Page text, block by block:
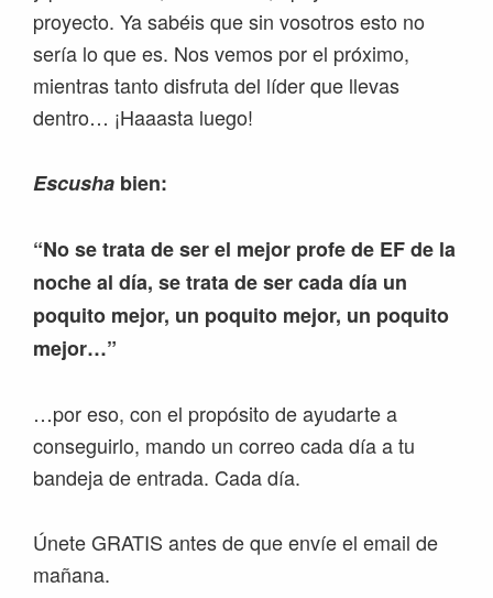
proyecto. Ya sabéis que sin vosotros esto no
sería lo que es. Nos vemos por el próximo,
mientras tanto disfruta del líder que llevas
dentro… ¡Haaasta luego!
Escusha bien:
“No se trata de ser el mejor profe de EF de la
noche al día, se trata de ser cada día un
poquito mejor, un poquito mejor, un poquito
mejor…”
…por eso, con el propósito de ayudarte a
conseguirlo, mando un correo cada día a tu
bandeja de entrada. Cada día.
Únete GRATIS antes de que envíe el email de
mañana.